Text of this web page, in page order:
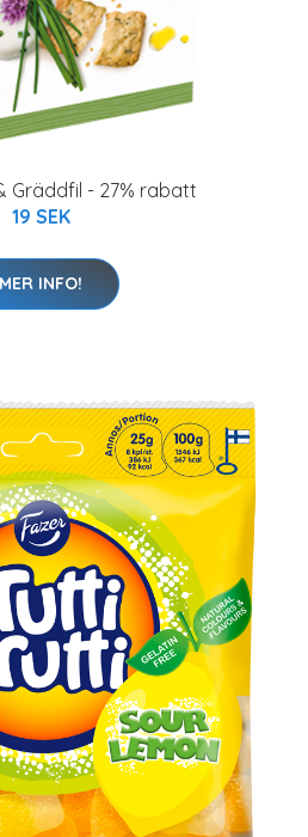
Gräddfil - 27% rabatt
19 SEK
MER INFO!